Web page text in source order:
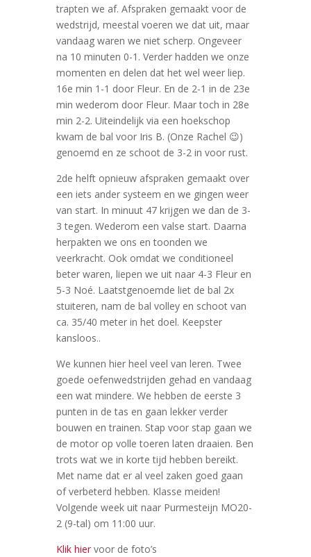
trapten we af. Afspraken gemaakt voor de
wedstrijd, meestal voeren we dat uit, maar
vandaag waren we niet scherp. Ongeveer
na 10 minuten 0-1. Verder hadden we onze
momenten en delen dat het wel weer liep.
16e min 1-1 door Fleur. En de 2-1 in de 23e
min wederom door Fleur. Maar toch in 28e
min 2-2. Uiteindelijk via een hoekschop
kwam de bal voor Iris B. (Onze Rachel 😉)
genoemd en ze schoot de 3-2 in voor rust.
2de helft opnieuw afspraken gemaakt over
een iets ander systeem en we gingen weer
van start. In minuut 47 krijgen we dan de 3-
3 tegen. Wederom een valse start. Daarna
herpakten we ons en toonden we
veerkracht. Ook omdat we conditioneel
beter waren, liepen we uit naar 4-3 Fleur en
5-3 Noé. Laatstgenoemde liet de bal 2x
stuiteren, nam de bal volley en schoot van
ca. 35/40 meter in het doel. Keepster
kansloos..
We kunnen hier heel veel van leren. Twee
goede oefenwedstrijden gehad en vandaag
een wat mindere. We hebben de eerste 3
punten in de tas en gaan lekker verder
bouwen en trainen. Stap voor stap gaan we
de motor op volle toeren laten draaien. Ben
trots wat we in korte tijd hebben bereikt.
Met name dat er al veel zaken goed gaan
of verbeterd hebben. Klasse meiden!
Volgende week uit naar Purmesteijn MO20-
2 (9-tal) om 11:00 uur.
Klik hiervoor de foto’s